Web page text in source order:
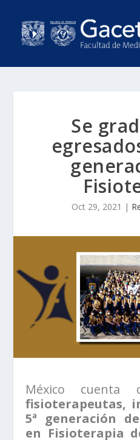
Se
Oct 29, 2021 |
México cuenta
fisioterapeutas,
5ª generación
en Fisioterapia